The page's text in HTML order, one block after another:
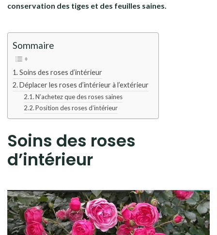
conservation des tiges et des feuilles saines.
Sommaire
Soins des roses d’intérieur
Déplacer les roses d’intérieur à l’extérieur
N’achetez que des roses saines
Position des roses d’intérieur
Soins des roses
d’intérieur